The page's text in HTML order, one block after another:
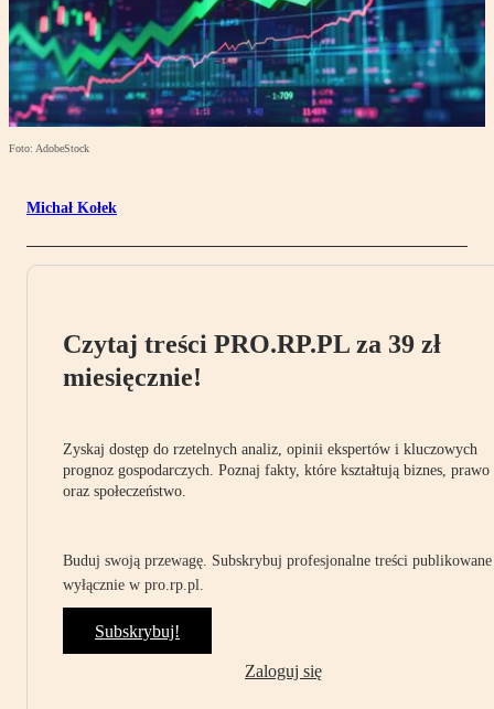
Foto: AdobeStock
Michał Kołek
Czytaj treści PRO.RP.PL za 39 zł
miesięcznie!
Zyskaj dostęp do rzetelnych analiz, opinii ekspertów i kluczowych
prognoz gospodarczych. Poznaj fakty, które kształtują biznes, prawo
oraz społeczeństwo.
Buduj swoją przewagę. Subskrybuj profesjonalne treści publikowane
wyłącznie w pro.rp.pl.
Subskrybuj!
Zaloguj się